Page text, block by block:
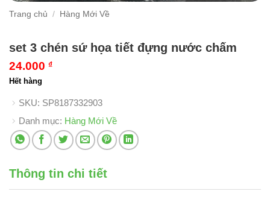
Trang chủ / Hàng Mới Về
set 3 chén sứ họa tiết đựng nước chấm
24.000 ₫
Hết hàng
SKU: SP8187332903
Danh mục: Hàng Mới Về
Thông tin chi tiết